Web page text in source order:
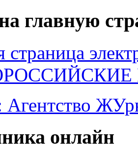
главную
страница
онлайн